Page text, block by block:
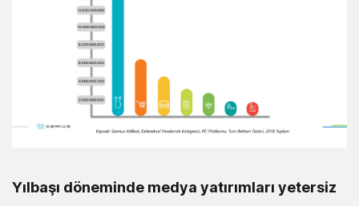
Yılbaşı döneminde medya yatırımları yetersiz